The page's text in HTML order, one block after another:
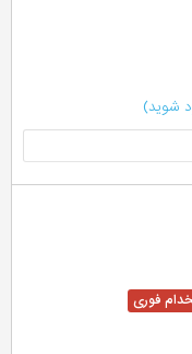
شوید)